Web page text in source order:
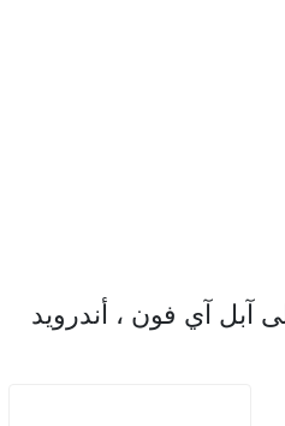
آبل آي فون ، أندرويد